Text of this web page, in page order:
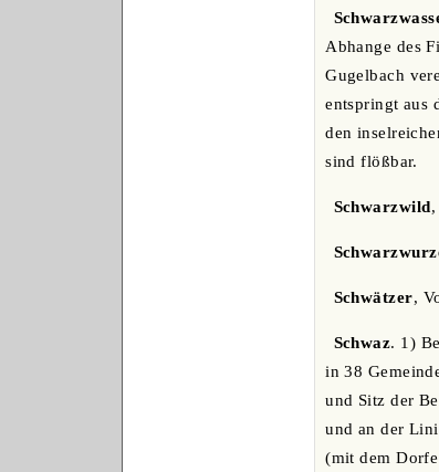
Abhange des
Gugelbach
entspringt aus
den
sind flößbar.
Schwarzwild
Schwätzer,
Schwaz. 1)
in 38
und Sitz der
und an der
(mit dem